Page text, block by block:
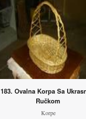
183. Ovalna Korpa Sa
Ručkom
Korpe